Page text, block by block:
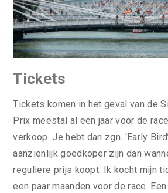
Tickets
Tickets komen in het geval van de
Prix meestal al een jaar voor de
verkoop. Je hebt dan zgn. ‘Early
aanzienlijk goedkoper zijn dan
reguliere prijs koopt. Ik kocht mijn
een paar maanden voor de race.